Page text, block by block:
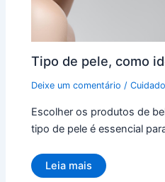
Tipo de pele, como
Deixe um comentário /
Escolher os produtos de
tipo de pele é essencial
Leia mais